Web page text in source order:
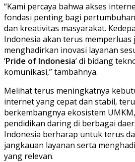
“Kami percaya bahwa akses
fondasi penting bagi
dan kreativitas masyarakat.
Indonesia akan terus memperluas
menghadirkan inovasi layanan
‘Pride of Indonesia’ di bidang
komunikasi,” tambahnya.
Melihat terus meningkatnya
internet yang cepat dan stabil,
berkembangnya ekosistem
pendidikan daring di berbagai
Indonesia berharap untuk terus
jangkauan layanan serta
yang relevan.